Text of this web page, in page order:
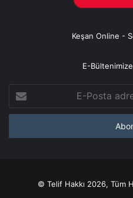
Keşan Online -
E-
Posta
adresinizi
© Telif Hakkı 2026, Tüm